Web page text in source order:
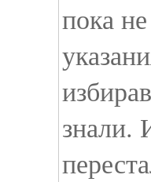
пока
знали.